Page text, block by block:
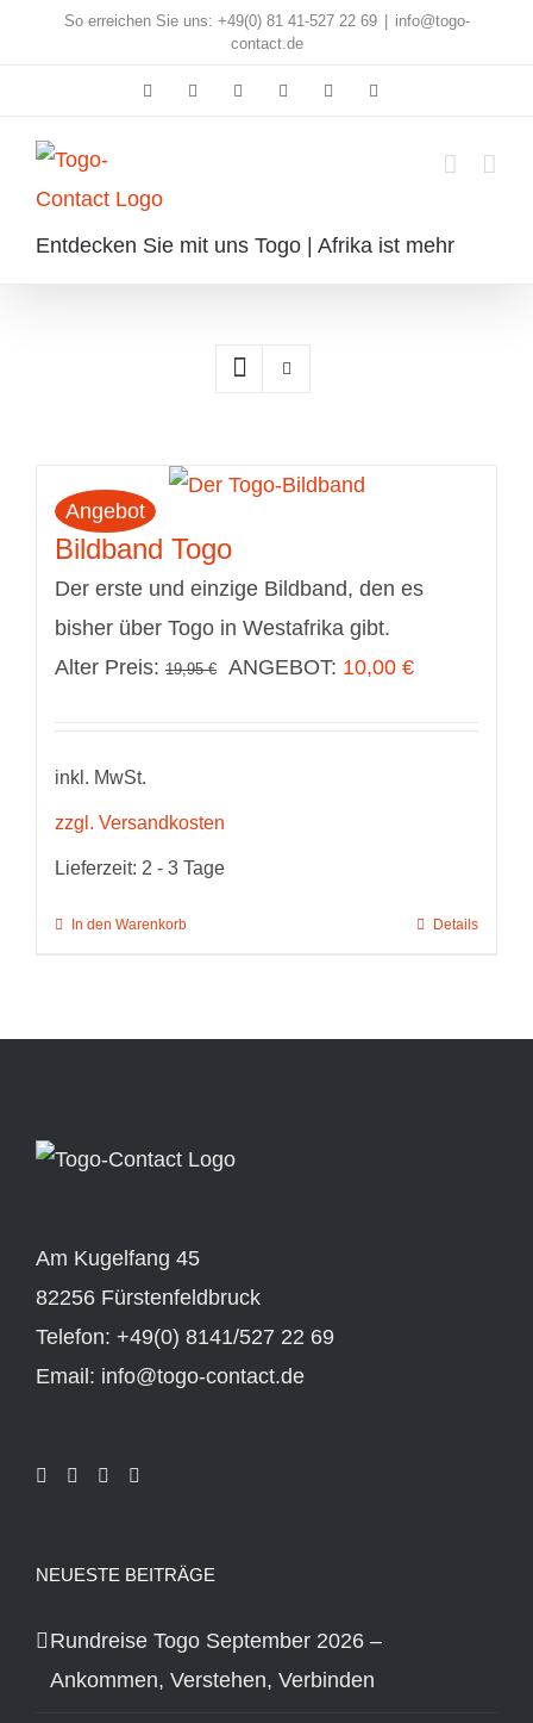
So erreichen Sie uns: +49(0) 81 41-527 22 69
info@togo-
contact.de
FacebookInstagramPinterest
Entdecken Sie mit uns Togo | Afrika ist mehr
Angebot
Bildband Togo
Der erste und einzige Bildband, den es
bisher über Togo in Westafrika gibt.
Alter Preis: 19,95€
Ursprünglicher
ANGEBOT: 10,00 €Aktueller
inkl. MwSt.
zzgl. Versandkosten
Lieferzeit: 2 - 3 Tage
In den Warenkorb Details
Am Kugelfang 45
82256 Fürstenfeldbruck
Telefon: +49(0) 8141/527 22 69
Email: info@togo-contact.de
NEUESTE BEITRÄGE
Rundreise Togo September 2026 –
Ankommen, Verstehen, Verbinden